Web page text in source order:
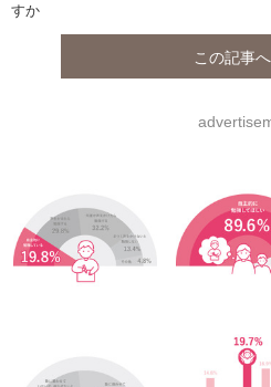
すか
この記事